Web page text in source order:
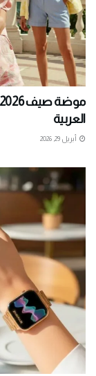
العربية
أبريل 29, 2026